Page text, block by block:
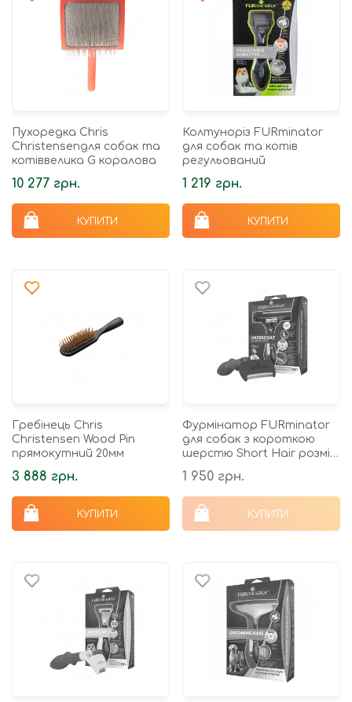
Пухоредка Chris
Christensenдля собак та
котіввелика G коралова
10 277 грн.
КУПИТИ
Колтуноріз FURminator
для собак та котів
регульований
1 219 грн.
КУПИТИ
Гребінець Chris
Christensen Wood Pin
прямокутний 20мм
3 888 грн.
КУПИТИ
Фурмінатор FURminator
для собак з короткою
шерстю Short Hair розмір
L
1 950 грн.
КУПИТИ